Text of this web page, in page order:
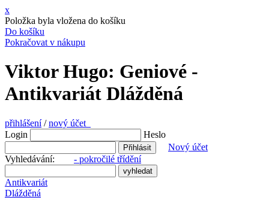
x
Položka byla vložena do košíku
Do košíku
Pokračovat v nákupu
Viktor Hugo: Geniové -
Antikvariát Dlážděná
přihlášení/nový účet
Login
Heslo
Nový účet
Vyhledávání: - pokročilé třídění
Antikvariát
Dlážděná